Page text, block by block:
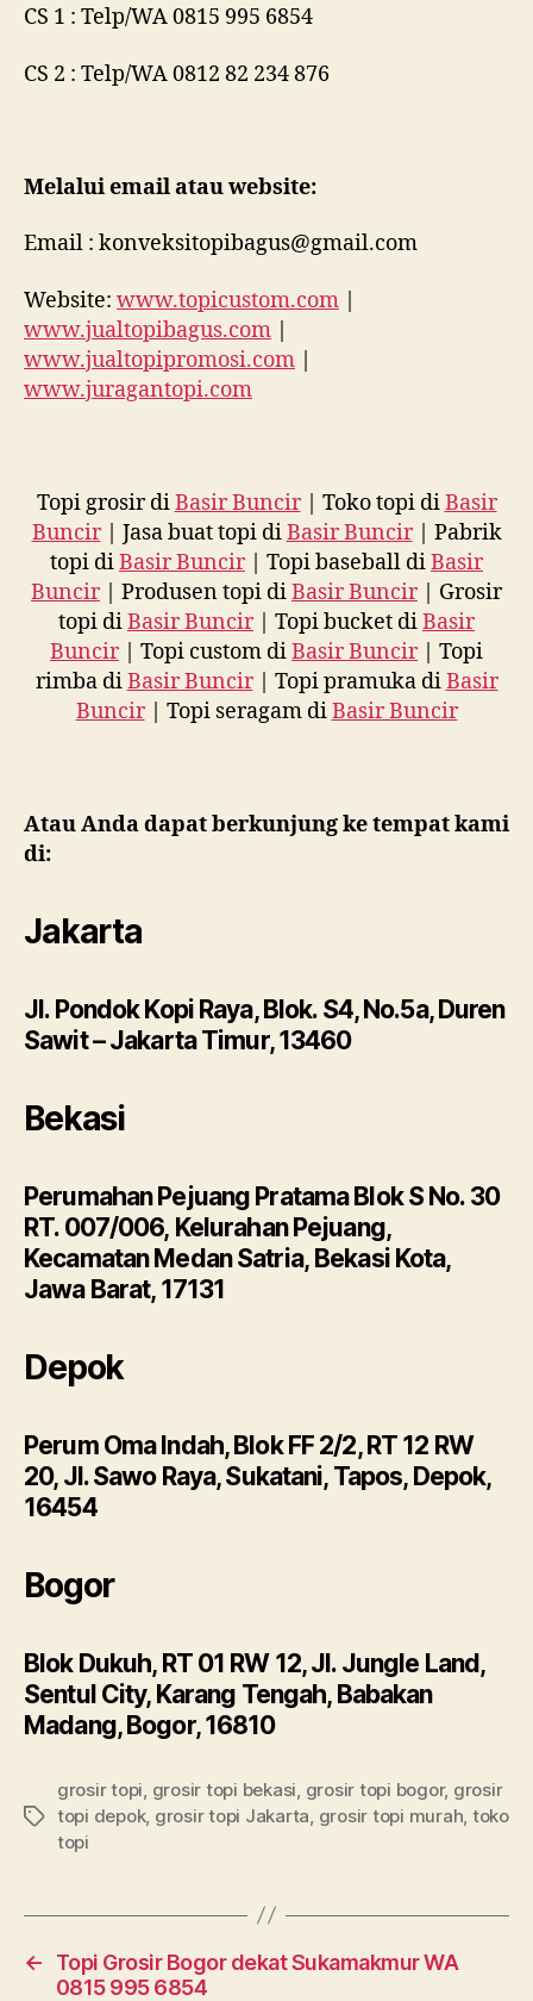
CS 1 : Telp/WA 0815 995 6854
CS 2 : Telp/WA 0812 82 234 876
Melalui email atau website:
Email : konveksitopibagus@gmail.com
Website: www.topicustom.com |
www.jualtopibagus.com |
www.jualtopipromosi.com |
www.juragantopi.com
Topi grosir diBasir Buncir| Toko topi diBasir
Buncir| Jasa buat topi diBasir Buncir| Pabrik
topi diBasir Buncir| Topi baseball diBasir
Buncir| Produsen topi diBasir Buncir| Grosir
topi diBasir Buncir| Topi bucket diBasir
Buncir| Topi custom diBasir Buncir| Topi
rimba diBasir Buncir| Topi pramuka diBasir
Buncir| Topi seragam diBasir Buncir
Atau Anda dapat berkunjung ke tempat kami
di:
Jakarta
Jl. Pondok Kopi Raya, Blok. S4, No.5a, Duren
Sawit – Jakarta Timur, 13460
Bekasi
Perumahan Pejuang Pratama Blok S No. 30
RT. 007/006, Kelurahan Pejuang,
Kecamatan Medan Satria, Bekasi Kota,
Jawa Barat, 17131
Depok
Perum Oma Indah, Blok FF 2/2, RT 12 RW
20, Jl. Sawo Raya, Sukatani, Tapos, Depok,
16454
Bogor
Blok Dukuh, RT 01 RW 12, Jl. Jungle Land,
Sentul City, Karang Tengah, Babakan
Madang, Bogor, 16810
Tags
grosir topi grosir topi bekasi grosir topi bogor, grosir
topi depok, grosir topi Jakarta grosir topi murah toko
topi
←
Topi Grosir Bogor dekat Sukamakmur WA
0815 995 6854